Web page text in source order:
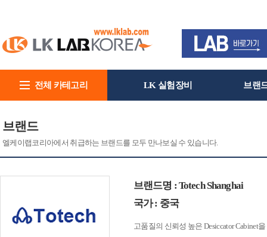
전체 카테고리 LK 실험장비 브랜
브랜드
엘케이랩코리아에서 취급하는 브랜드를 모두 만나보실 수 있습니다.
브랜드명 : Totech Shanghai
국가 : 중국
고품질의 신뢰성 높은 Desiccator Cabinet